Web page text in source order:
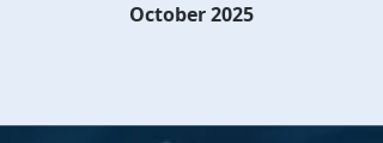
October 2025